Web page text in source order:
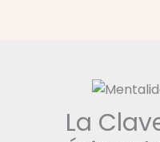
La